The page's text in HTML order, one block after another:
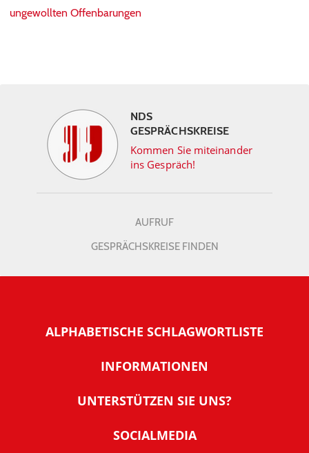
ungewollten Offenbarungen
NDS
GESPRÄCHSKREISE
Kommen Sie miteinander
ins Gespräch!
AUFRUF
GESPRÄCHSKREISE FINDEN
ALPHABETISCHE SCHLAGWORTLISTE
INFORMATIONEN
Warum NachDenkSeiten
Tipps zur Nutzung der NachDenkSeiten
UNTERSTÜTZEN SIE UNS?
SOCIALMEDIA